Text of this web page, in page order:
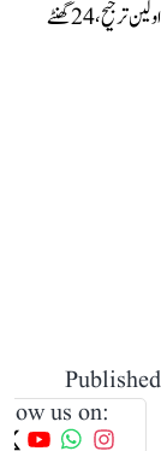
us on: